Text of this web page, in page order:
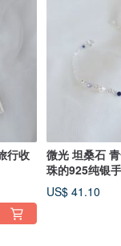
行收
微光 坦桑石
珠的925纯银
US$ 41.10